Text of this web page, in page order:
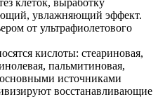
клеток, выработку
увлажняющий эффект.
от ультрафиолетового
кислоты: стеариновая,
пальмитиновая,
источниками
восстанавливающие